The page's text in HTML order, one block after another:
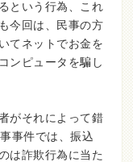
という行為、これ
今回は、民事の方
てネットでお金を
ンピュータを騙し
がそれによって錯
事件では、振込
は詐欺行為に当た